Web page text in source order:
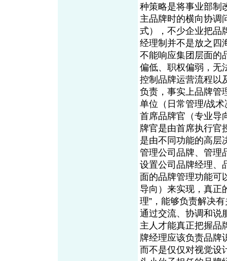
种策略是将事业部制
主品牌时的横向协调
式），不少企业把品
经理制并不是放之四
不能响应集团层面的
偏低、职权偏弱，无
控制品牌运营流程以
负责，事实上品牌管
单位（日常管理/战
首席品牌官（专业导
牌官是由首席执行官
是由不同功能的高层
管理公司品牌、管理
设置公司品牌经理、
面的品牌管理功能可
导向）来实现，真正
理”，能够负责解决
通过交流、协调和说
主人才能真正把握品
牌经理应该负责品牌
而不是仅仅对视觉设